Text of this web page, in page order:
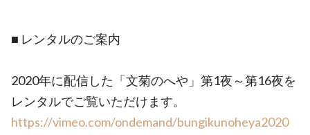
■ レンタルのご案内
2020年に配信した「文菊のへや」第1夜～第16夜を
レンタルでご覧いただけます。
https://vimeo.com/ondemand/bungikunoheya2020